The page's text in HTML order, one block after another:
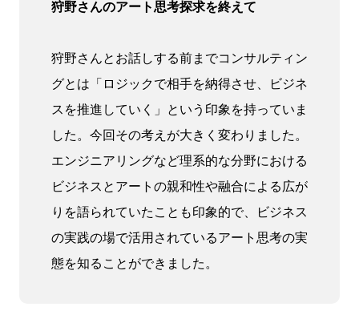
狩野さんのアート思考探求を終えて
狩野さんとお話しする前までコンサルティン
グとは「ロジックで相手を納得させ、ビジネ
スを推進していく」という印象を持っていま
した。今回その考えが大きく変わりました。
エンジニアリングなど理系的な分野における
ビジネスとアートの親和性や融合による広が
りを語られていたことも印象的で、ビジネス
の実践の場で活用されているアート思考の実
態を知ることができました。